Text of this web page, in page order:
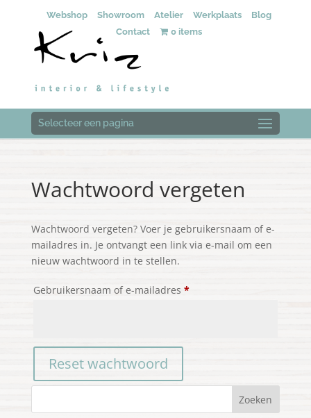
Webshop Showroom Atelier Werkplaats
Blog
Contact
0 items
Selecteer een pagina
Wachtwoord vergeten
Wachtwoord vergeten? Voer je gebruikersnaam of e-
mailadres in. Je ontvangt een link via e-mail om een
nieuw wachtwoord in te stellen.
Gebruikersnaam of e-mailadres *Vereist
Reset wachtwoord